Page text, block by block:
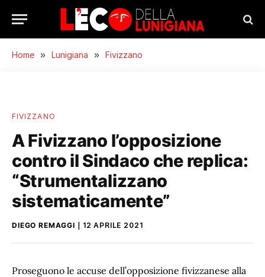
Home » Lunigiana » Fivizzano
FIVIZZANO
A Fivizzano l’opposizione
contro il Sindaco che replica:
“Strumentalizzano
sistematicamente”
DIEGO REMAGGI 12 APRILE 2021
Proseguono le accuse dell’opposizione fivizzanese alla